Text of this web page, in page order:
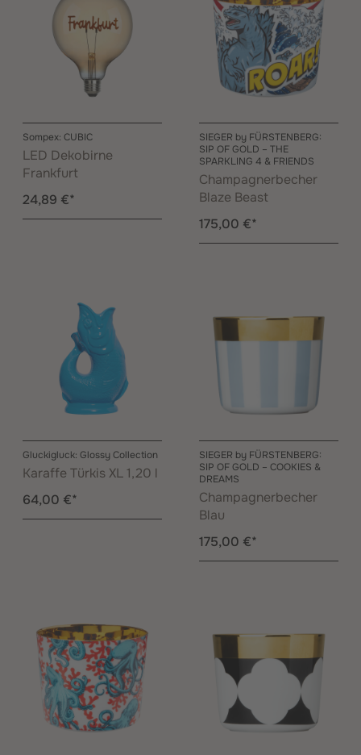
Sompex: CUBIC
LED Dekobirne
Frankfurt
24,89 €*
SIEGER by FÜRSTENBERG:
SIP OF GOLD – THE
SPARKLING 4 & FRIENDS
Champagnerbecher
Blaze Beast
175,00 €*
Gluckigluck: Glossy Collection
Karaffe Türkis XL 1,20 l
64,00 €*
SIEGER by FÜRSTENBERG:
SIP OF GOLD – COOKIES &
DREAMS
Champagnerbecher
Blau
175,00 €*